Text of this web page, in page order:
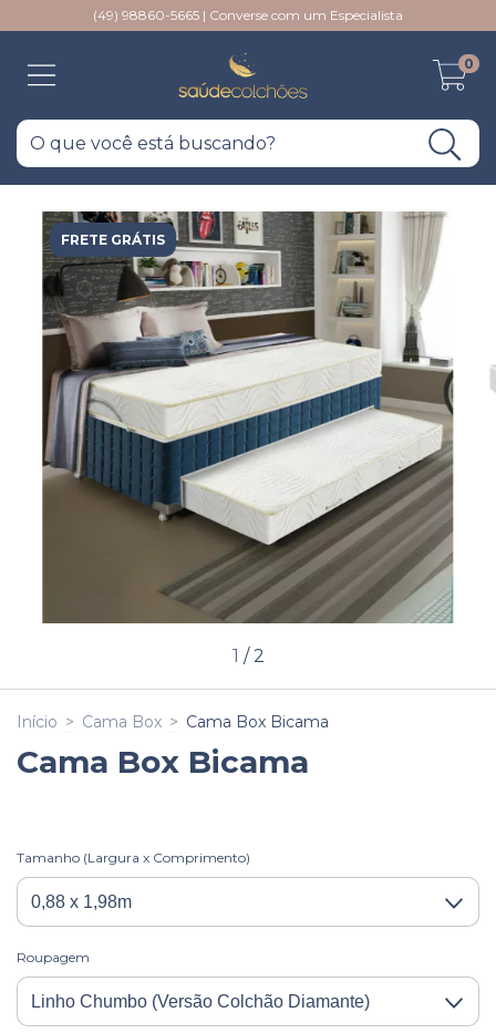
(49) 98860-5665 | Converse com um Especialista
0
FRETE GRÁTIS
1 / 2
Início > Cama Box > Cama Box Bicama
Cama Box Bicama
Tamanho (Largura x Comprimento)
Roupagem